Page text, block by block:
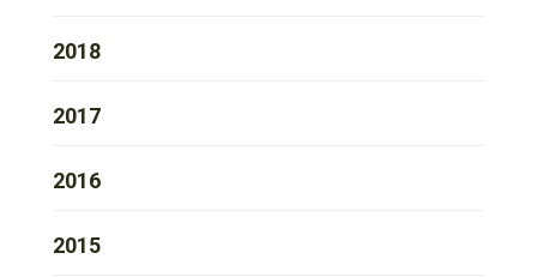
2018
2017
2016
2015